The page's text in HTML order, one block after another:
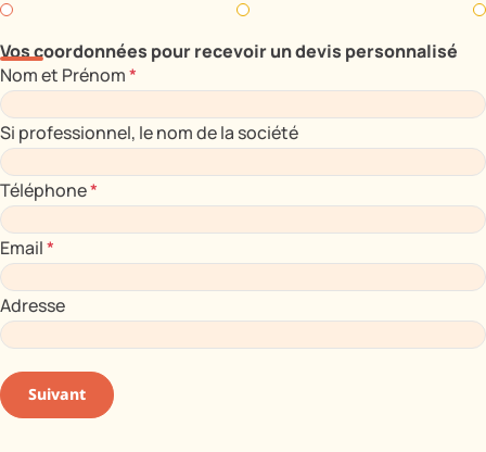
Vos coordonnées pour recevoir un devis personnalisé
Nom et Prénom*
Si professionnel, le nom de la société
Téléphone*
Email*
Adresse
Suivant